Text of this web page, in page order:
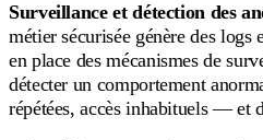
Surveillance et détection des
métier sécurisée génère des
en place des mécanismes de
détecter un comportement
répétées, accès inhabituels — et